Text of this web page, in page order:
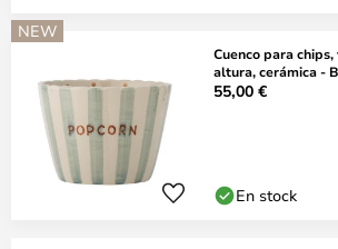
NEW
Cuenco para
altura, cerámica -
55,00 €
En stock